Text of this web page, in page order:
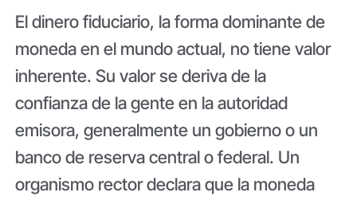
El dinero fiduciario, la forma dominante de
moneda en el mundo actual, no tiene valor
inherente. Su valor se deriva de la
confianza de la gente en la autoridad
emisora, generalmente un gobierno o un
banco de reserva central o federal. Un
organismo rector declara que la moneda